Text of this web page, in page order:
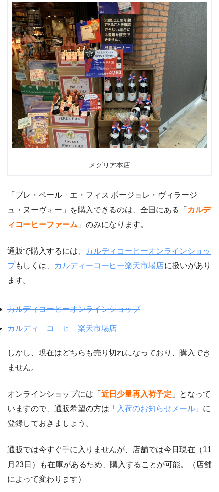
メグリア本店
「プレ・ペール・エ・フィス ボージョレ・ヴィラージ
ュ・ヌーヴォー」を購入できるのは、全国にある「 カルデ
ィコーヒーファーム 」のみになります。
通販で購入するには、
カルディコーヒーオンラインショッ
プもしくは、 カルディーコーヒー楽天市場店に扱いがあり
ます。
カルディコーヒーオンラインショップ
カルディーコーヒー楽天市場店
しかし、現在はどちらも売り切れになっており、購入でき
ません。
オンラインショップには「 近日少量再入荷予定 」となって
いますので、通販希望の方は「 入荷のお知らせメール 」に
登録しておきましょう。
通販では今すぐ手に入りませんが、店舗では今日現在（11
月23日）も在庫があるため、購入することが可能。（店舗
によって変わります）